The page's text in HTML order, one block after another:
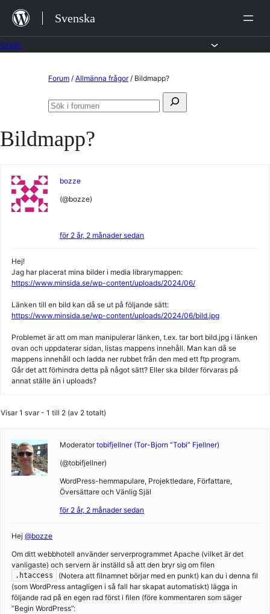
Hoppa
innehåll
Svenska
Forum / Allmänna frågor / Bildmapp?
Sök
Sök
Bildmapp?
bozze
(@bozze)
för 2 år, 2 månader sedan
Hej!
Jag har placerat mina bilder i media librarymappen:
https://www.minsida.se/wp-content/uploads/2024/06/
Länken till en bild kan då se ut på följande sätt:
https://www.minsida.se/wp-content/uploads/2024/06/bild.jpg
Problemet är att om man manipulerar länken, t.ex. tar bort bild.jpg i länken
ovan och uppdaterar sidan, listas mappens innehåll. Man kan då se
mappens innehåll och ladda ner rubbet från den med ett ftp program.
Går det att förhindra detta på något sätt? Eller ska bilder förvaras på
annat ställe än i uploads?
Visar 1 svar - 1 till 2 (av 2 totalt)
Moderator tobifjellner (Tor-Bjorn “Tobi” Fjellner)
(@tobifjellner)
WordPress-hemmapulare, Projektledare, Författare,
Översättare och Vänlig Själ
för 2 år, 2 månader sedan
Hej @bozze
Om ditt webbhotell använder serverprogrammet Apache (vilket är det
vanligaste) och servern är inställd så att den bryr sig om filen
.htaccess
(Notera att filnamnet börjar med en punkt) kan du i denna fil
(som WordPress antagligen i så fall har skapat automatiskt) lägga in
följande rad på en egen rad först i filen (före kommentaren som säger
”Begin WordPress”: